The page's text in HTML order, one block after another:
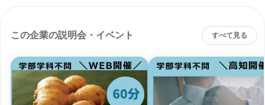
この企業の説明会・イベント すべて見る